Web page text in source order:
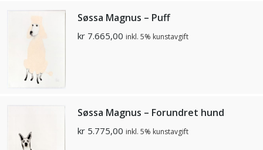
Søssa Magnus – Puff
kr 7.665,00 inkl. 5% kunstavgift
Søssa Magnus – Forundret hund
kr 5.775,00 inkl. 5% kunstavgift